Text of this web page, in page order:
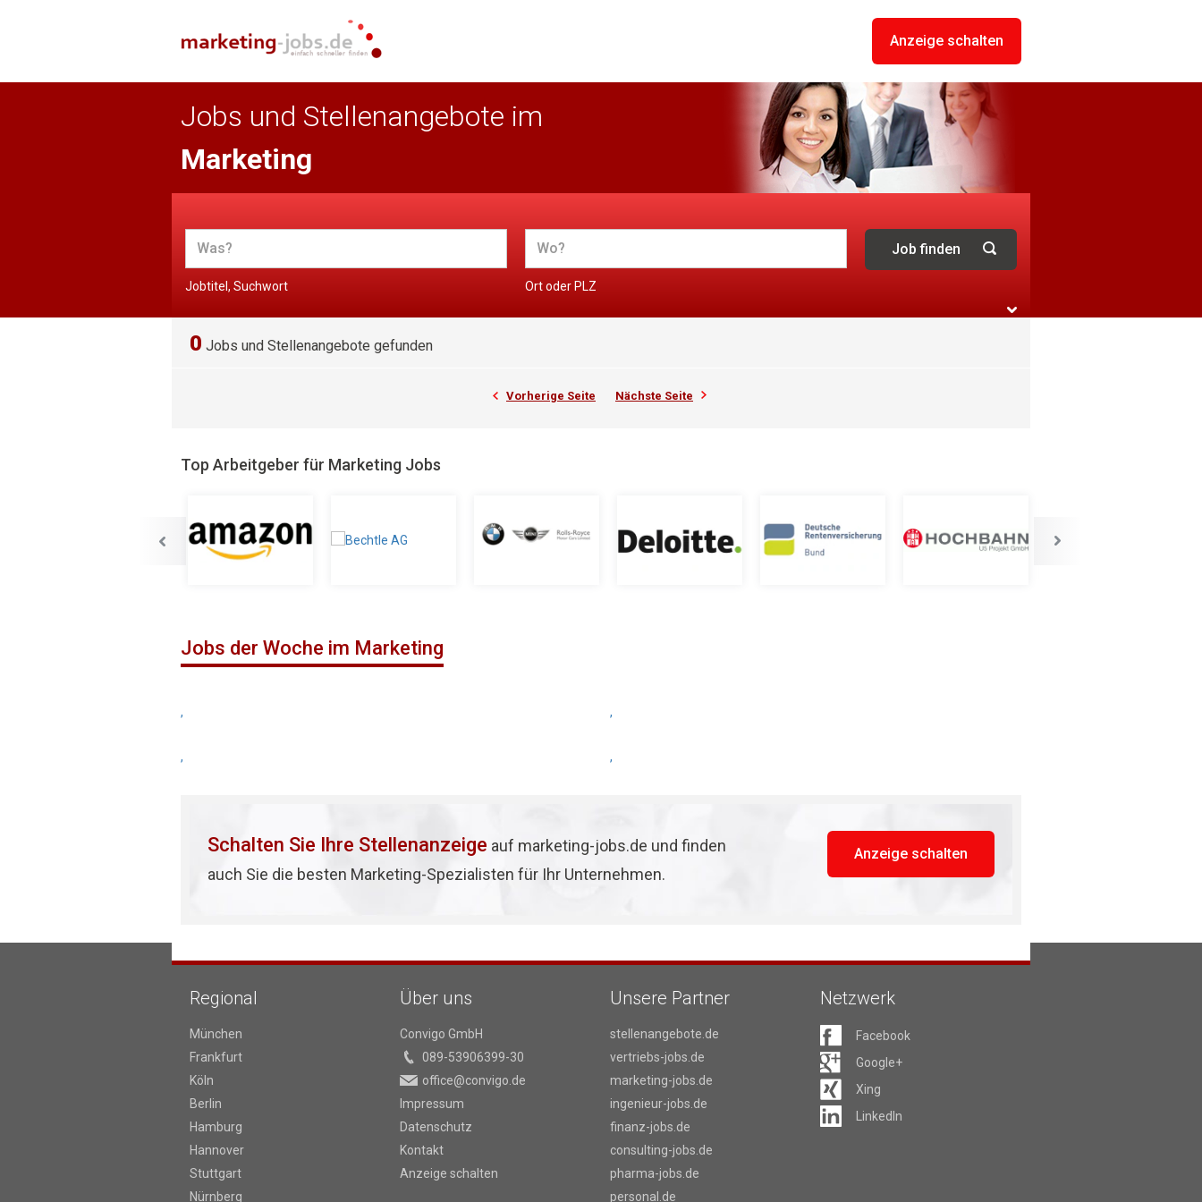
Anzeige schalten
Jobs und Stellenangebote im
Marketing
Jobtitel, Suchwort Ort oder PLZ
0 Jobs und Stellenangebote gefunden
Vorherige Seite Nächste Seite
Top Arbeitgeber für Marketing Jobs
Jobs der Woche im Marketing
, ,
, ,
Schalten Sie Ihre Stellenanzeige auf marketing-jobs.de und finden
auch Sie die besten Marketing-Spezialisten für Ihr Unternehmen.
Anzeige schalten
Regional
München
Frankfurt
Köln
Berlin
Hamburg
Hannover
Stuttgart
Nürnberg
Über uns
Convigo GmbH
089-53906399-30
office@convigo.de
Impressum
Datenschutz
Kontakt
Anzeige schalten
Unsere Partner
stellenangebote.de
vertriebs-jobs.de
marketing-jobs.de
ingenieur-jobs.de
finanz-jobs.de
consulting-jobs.de
pharma-jobs.de
personal.de
Netzwerk
Facebook
Google+
Xing
LinkedIn